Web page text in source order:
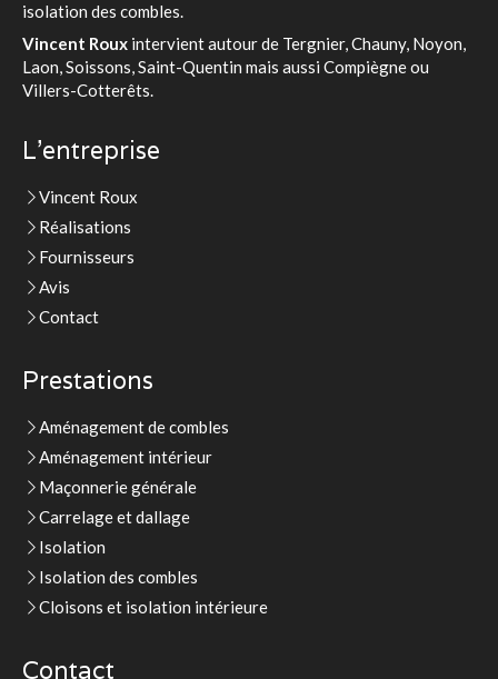
isolation des combles.
Vincent Roux intervient autour de Tergnier, Chauny, Noyon,
Laon, Soissons, Saint-Quentin mais aussi Compiègne ou
Villers-Cotterêts.
L'entreprise
Vincent Roux
Réalisations
Fournisseurs
Avis
Contact
Prestations
Aménagement de combles
Aménagement intérieur
Maçonnerie générale
Carrelage et dallage
Isolation
Isolation des combles
Cloisons et isolation intérieure
Contact